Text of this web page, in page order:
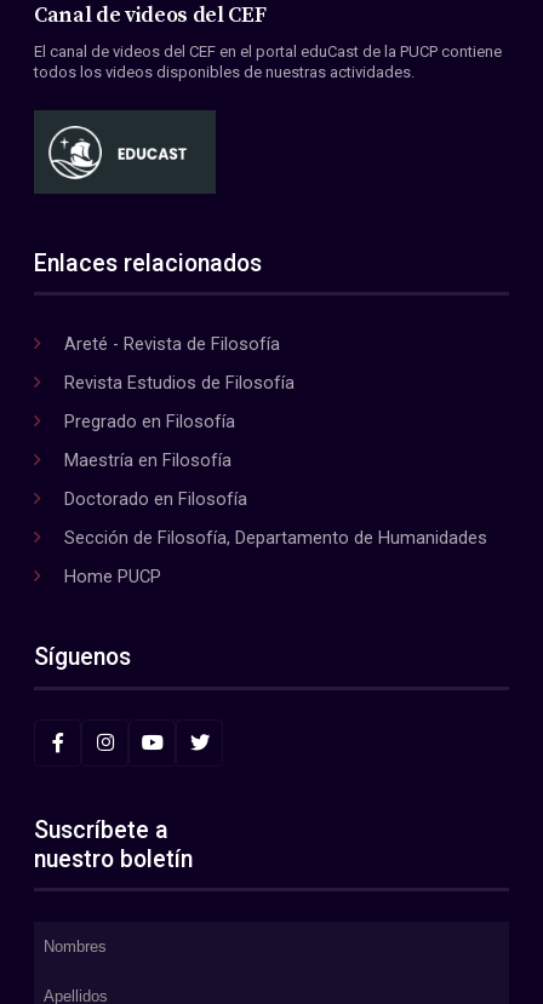
Canal de videos del CEF
El canal de videos del CEF en el portal eduCast de la PUCP contiene
todos los videos disponibles de nuestras actividades.
Enlaces relacionados
Areté - Revista de Filosofía
Revista Estudios de Filosofía
Pregrado en Filosofía
Maestría en Filosofía
Doctorado en Filosofía
Sección de Filosofía, Departamento de Humanidades
Home PUCP
Síguenos
Suscríbete a
nuestro boletín